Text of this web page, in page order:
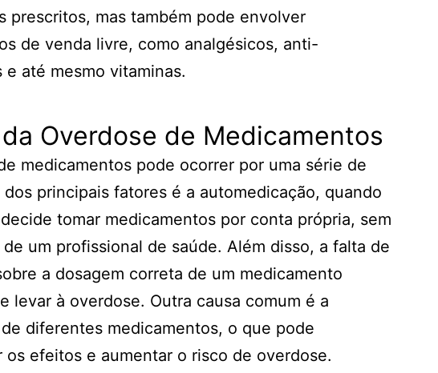
prescritos, mas também pode envolver
de venda livre, como analgésicos, anti-
e até mesmo vitaminas.
Overdose de Medicamentos
medicamentos pode ocorrer por uma série de
principais fatores é a automedicação, quando
tomar medicamentos por conta própria, sem
um profissional de saúde. Além disso, a falta de
a dosagem correta de um medicamento
levar à overdose. Outra causa comum é a
diferentes medicamentos, o que pode
os efeitos e aumentar o risco de overdose.